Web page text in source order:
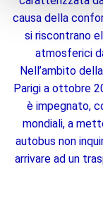
causa della
si riscontrano
atmosferici
Nell’ambito
Parigi a ottobre
è impegnato,
mondiali, a
autobus non
arrivare ad un